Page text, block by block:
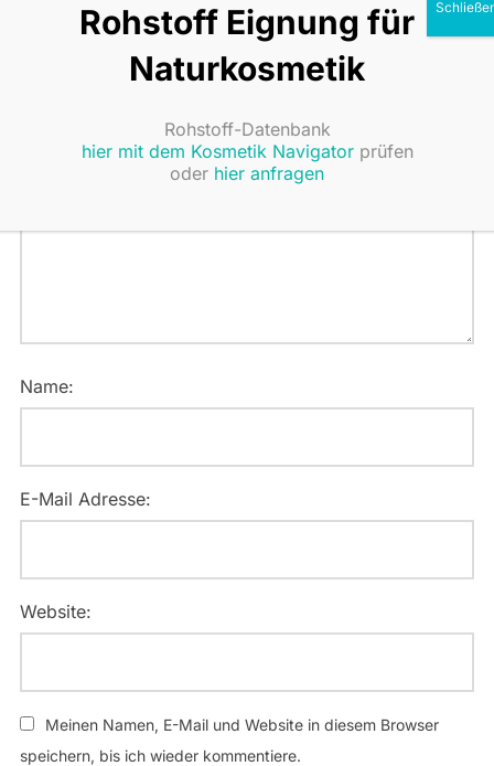
Deine E-Mail-Adresse wird nicht veröffentlicht.
Erforderliche Felder sind mit*markiert
Nachricht:
Name:
E-Mail Adresse:
Website:
Meinen Namen, E-Mail und Website in diesem Browser
speichern, bis ich wieder kommentiere.
Rohstoff Eignung für
Naturkosmetik
Rohstoff-Datenbank
hier mit dem Kosmetik Navigatorprüfen
oder hier anfragen